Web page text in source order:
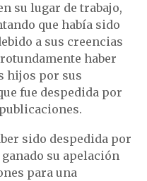
su lugar de trabajo,
que había sido
a sus creencias
haber
hijos por sus
fue despedida por
sido despedida por
su apelación
para una